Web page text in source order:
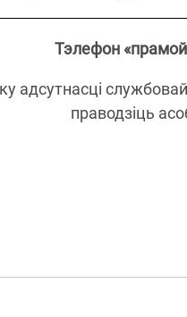
Тэлефон «прамой
адсутнасці
праводзіць